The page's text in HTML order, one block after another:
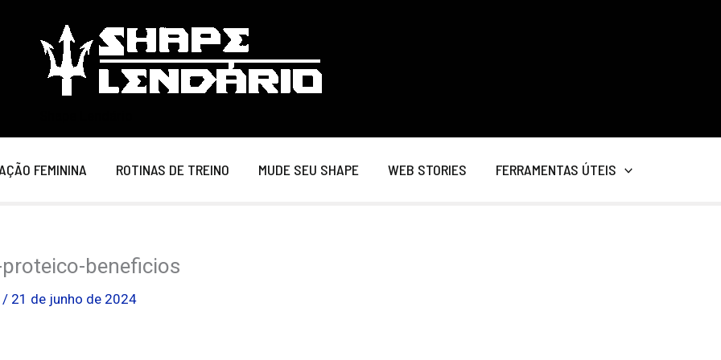
FEMININA ROTINAS DE TREINO MUDE SEU SHAPE WEB STORIES FERRAMENTAS ÚTEIS
beneficios
/ 21 de junho de 2024